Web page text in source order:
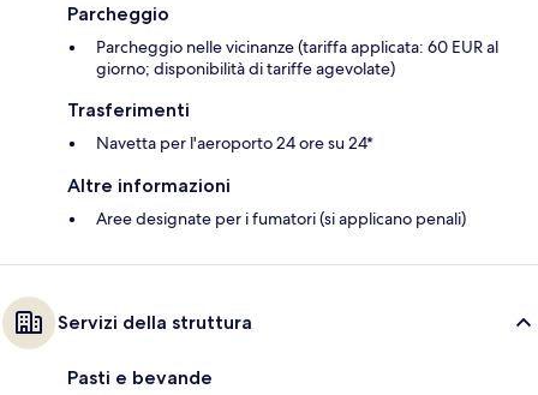
Parcheggio
Parcheggio nelle vicinanze (tariffa applicata: 60 EUR al
giorno; disponibilità di tariffe agevolate)
Trasferimenti
Navetta per l'aeroporto 24 ore su 24*
Altre informazioni
Aree designate per i fumatori (si applicano penali)
Servizi della struttura
Pasti e bevande